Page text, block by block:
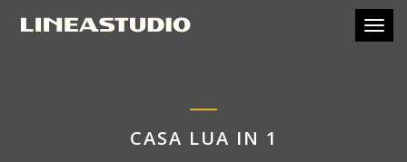
CASA LUA IN 1